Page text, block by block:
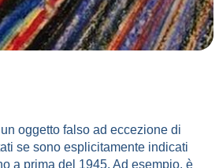
oggetto falso ad eccezione di
se sono esplicitamente indicati
a prima del 1945. Ad esempio, è